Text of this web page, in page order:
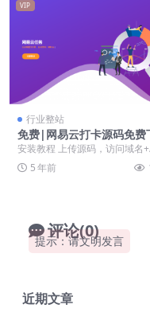
VIP
行业整站
免费|网易云打卡源码免费
载/网易云日常听歌300首/
易云收费打卡源码
安装教程 上传源码，访问域名
tall 进行安装！ 伪静态代码 loc...
5 年前
评论(0)
提示：请文明发言
近期文章